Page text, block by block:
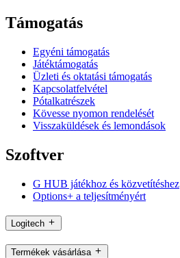
Támogatás
Egyéni támogatás
Játéktámogatás
Üzleti és oktatási támogatás
Kapcsolatfelvétel
Pótalkatrészek
Kövesse nyomon rendelését
Visszaküldések és lemondások
Szoftver
G HUB játékhoz és közvetítéshez
Options+ a teljesítményért
Logitech
Termékek vásárlása